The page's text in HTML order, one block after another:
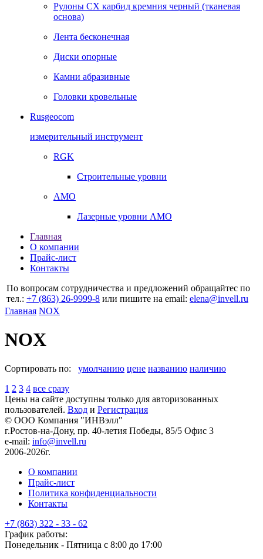
Рулоны CX карбид кремния черный (тканевая
основа)
Лента бесконечная
Диски опорные
Камни абразивные
Головки кровельные
Rusgeocom
измерительный инструмент
RGK
Строительные уровни
AMO
Лазерные уровни AMO
Главная
О компании
Прайс-лист
Контакты
По вопросам сотрудничества и предложений обращайтес по
тел.: +7 (863) 26‐9999‐8 или пишите на email: elena@invell.ru
Главная NOX
NOX
Сортировать по: умолчанию цене названию наличию
1 2 3 4 все сразу
Цены на сайте доступны только для авторизованных
пользователей. Вход и Регистрация
© ООО Компания "ИНВэлл"
г.Ростов-на-Дону, пр. 40-летия Победы, 85/5 Офис 3
e-mail: info@invell.ru
2006-2026г.
О компании
Прайс-лист
Политика конфиденциальности
Контакты
+7 (863) 322 - 33 - 62
График работы:
Понедельник - Пятница с 8:00 до 17:00